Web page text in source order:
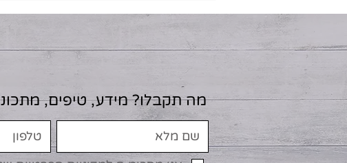
מה תקבלו? מידע, טיפים,